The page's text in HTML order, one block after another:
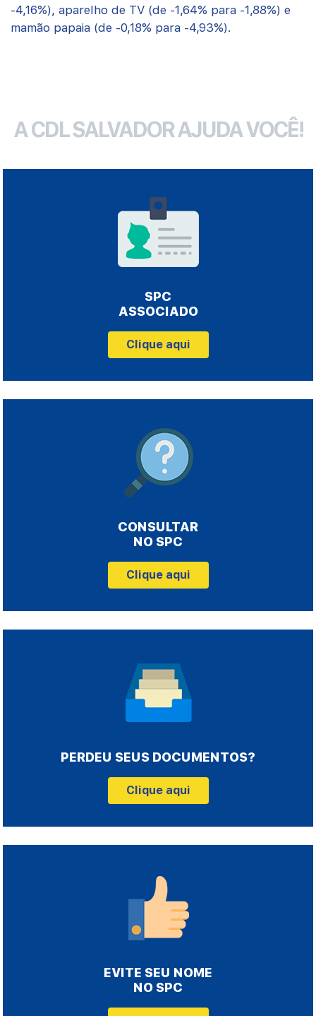
-4,16%), aparelho de TV (de -1,64% para -1,88%) e
mamão papaia (de -0,18% para -4,93%).
A CDL SALVADOR AJUDA VOCÊ!
SPC
ASSOCIADO
Clique aqui
CONSULTAR
NO SPC
Clique aqui
PERDEU SEUS DOCUMENTOS?
Clique aqui
EVITE SEU NOME
NO SPC